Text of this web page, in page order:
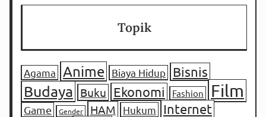
Topik
Agama Anime Biaya Hidup Bisnis
Budaya Buku Ekonomi Fashion Film
Game Gender HAM Hukum
Internet